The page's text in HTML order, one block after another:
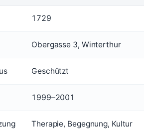
1729
Obergasse 3, Winterthur
Geschützt
1999–2001
Therapie, Begegnung, Kultur